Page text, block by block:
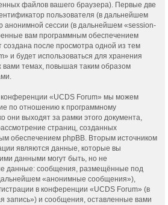
файлов вашего браузера). Первые две
пользователя (в дальнейшем
анонимной сессии (в дальнейшем «session-
вам программным обеспечением
создана после просмотра одной из тем
и будет использоваться для хранения
темах, повышая таким образом
«UCDS Forum» мы можем
по отношению к программному
они выходят за рамки этого документа,
страниц, созданных
обеспечением phpBB. Вторым источником
являются данные, которые вы
данными могут быть, но не
данные: сообщения, размещённые под
«анонимные сообщения»),
в конференции «UCDS Forum» (в
запись») и сообщения, оставленные вами